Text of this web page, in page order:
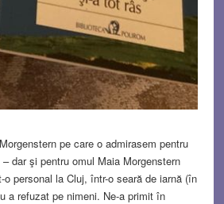
pe care o admirasem pentru
dar şi pentru omul Maia Morgenstern
personal la Cluj, într-o seară de iarnă (în
a refuzat pe nimeni. Ne-a primit în